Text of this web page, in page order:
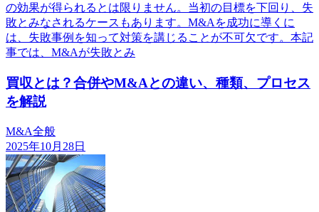
の効果が得られるとは限りません。当初の目標を下回り、失
敗とみなされるケースもあります。M&Aを成功に導くに
は、失敗事例を知って対策を講じることが不可欠です。本記
事では、M&Aが失敗とみ
買収とは？合併やM&Aとの違い、種類、プロセス
を解説
M&A全般
2025年10月28日